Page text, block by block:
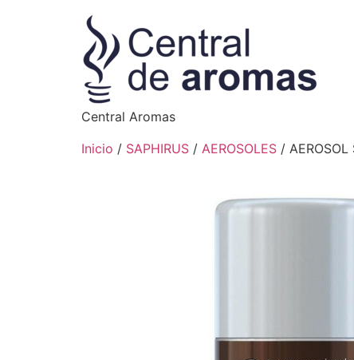
Central Aromas
Inicio / SAPHIRUS / AEROSOLES / AEROSOL